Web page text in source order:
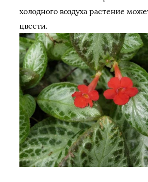
холодного воздуха растение
цвести.